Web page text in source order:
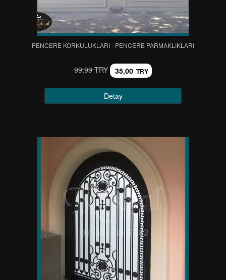
PENCERE KORKULUKLARI - PENCERE PARMAKLIKLARI
99,99 TRY 35,00 TRY
Detay